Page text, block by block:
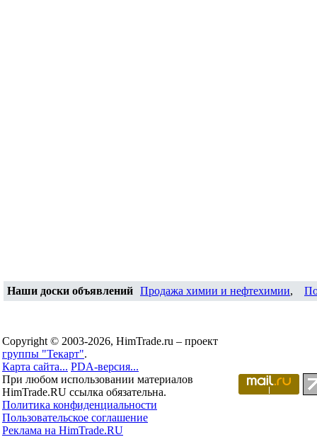
Наши доски объявлений Продажа химии и нефтехимии,
Copyright © 2003-2026, HimTrade.ru – проект
группы "Текарт".
Карта сайта... PDA-версия...
При любом использовании материалов
HimTrade.RU ссылка обязательна.
Политика конфиденциальности
Пользовательское соглашение
Реклама на HimTrade.RU